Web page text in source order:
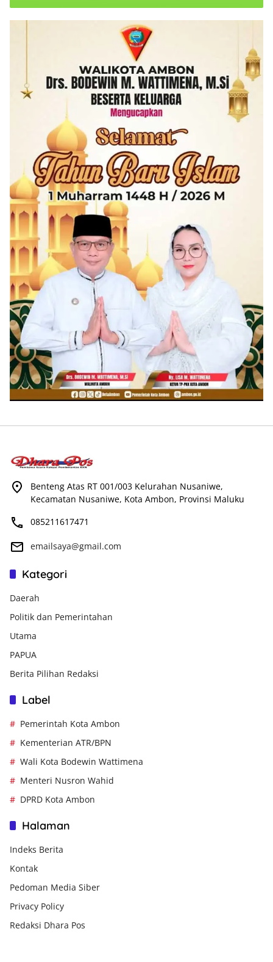
Benteng Atas RT 001/003 Kelurahan Nusaniwe,
Kecamatan Nusaniwe, Kota Ambon, Provinsi Maluku
085211617471
emailsaya@gmail.com
Kategori
Daerah
Politik dan Pemerintahan
Utama
PAPUA
Berita Pilihan Redaksi
Label
Pemerintah Kota Ambon
Kementerian ATR/BPN
Wali Kota Bodewin Wattimena
Menteri Nusron Wahid
DPRD Kota Ambon
Halaman
Indeks Berita
Kontak
Pedoman Media Siber
Privacy Policy
Redaksi Dhara Pos